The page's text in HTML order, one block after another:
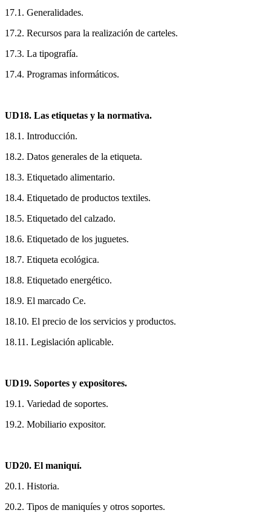
17.1. Generalidades.
17.2. Recursos para la realización de carteles.
17.3. La tipografía.
17.4. Programas informáticos.
UD18. Las etiquetas y la normativa.
18.1. Introducción.
18.2. Datos generales de la etiqueta.
18.3. Etiquetado alimentario.
18.4. Etiquetado de productos textiles.
18.5. Etiquetado del calzado.
18.6. Etiquetado de los juguetes.
18.7. Etiqueta ecológica.
18.8. Etiquetado energético.
18.9. El marcado Ce.
18.10. El precio de los servicios y productos.
18.11. Legislación aplicable.
UD19. Soportes y expositores.
19.1. Variedad de soportes.
19.2. Mobiliario expositor.
UD20. El maniquí.
20.1. Historia.
20.2. Tipos de maniquíes y otros soportes.